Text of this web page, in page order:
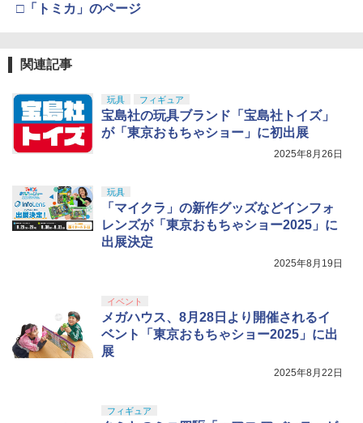
□「トミカ」のページ
関連記事
玩具 フィギュア
宝島社の玩具ブランド「宝島社トイズ」
が「東京おもちゃショー」に初出展
2025年8月26日
玩具
「マイクラ」の新作グッズなどインフォ
レンズが「東京おもちゃショー2025」に
出展決定
2025年8月19日
イベント
メガハウス、8月28日より開催されるイ
ベント「東京おもちゃショー2025」に出
展
2025年8月22日
フィギュア